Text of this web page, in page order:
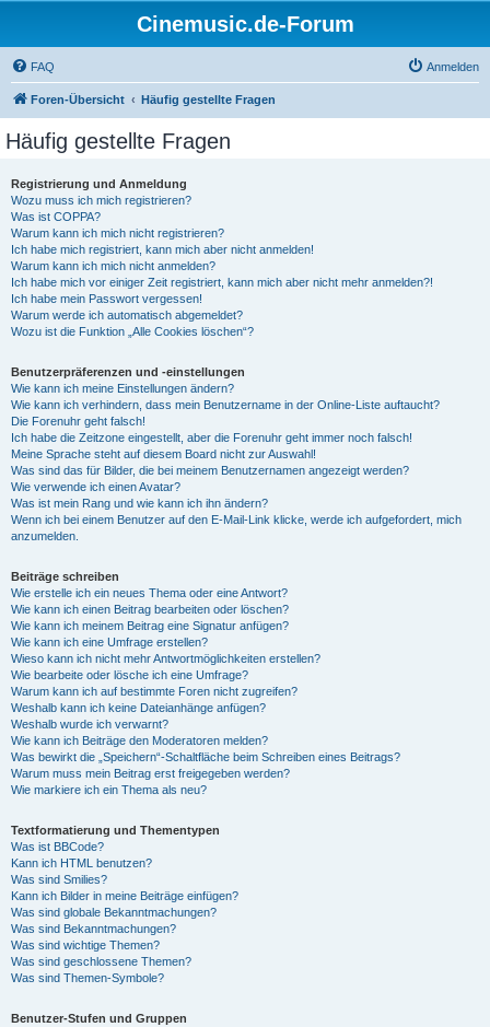
Cinemusic.de-Forum
FAQ Anmelden
Foren-Übersicht Häufig gestellte Fragen
Häufig gestellte Fragen
Registrierung und Anmeldung
Wozu muss ich mich registrieren?
Was ist COPPA?
Warum kann ich mich nicht registrieren?
Ich habe mich registriert, kann mich aber nicht anmelden!
Warum kann ich mich nicht anmelden?
Ich habe mich vor einiger Zeit registriert, kann mich aber nicht mehr anmelden?!
Ich habe mein Passwort vergessen!
Warum werde ich automatisch abgemeldet?
Wozu ist die Funktion „Alle Cookies löschen“?
Benutzerpräferenzen und -einstellungen
Wie kann ich meine Einstellungen ändern?
Wie kann ich verhindern, dass mein Benutzername in der Online-Liste auftaucht?
Die Forenuhr geht falsch!
Ich habe die Zeitzone eingestellt, aber die Forenuhr geht immer noch falsch!
Meine Sprache steht auf diesem Board nicht zur Auswahl!
Was sind das für Bilder, die bei meinem Benutzernamen angezeigt werden?
Wie verwende ich einen Avatar?
Was ist mein Rang und wie kann ich ihn ändern?
Wenn ich bei einem Benutzer auf den E-Mail-Link klicke, werde ich aufgefordert, mich
anzumelden.
Beiträge schreiben
Wie erstelle ich ein neues Thema oder eine Antwort?
Wie kann ich einen Beitrag bearbeiten oder löschen?
Wie kann ich meinem Beitrag eine Signatur anfügen?
Wie kann ich eine Umfrage erstellen?
Wieso kann ich nicht mehr Antwortmöglichkeiten erstellen?
Wie bearbeite oder lösche ich eine Umfrage?
Warum kann ich auf bestimmte Foren nicht zugreifen?
Weshalb kann ich keine Dateianhänge anfügen?
Weshalb wurde ich verwarnt?
Wie kann ich Beiträge den Moderatoren melden?
Was bewirkt die „Speichern“-Schaltfläche beim Schreiben eines Beitrags?
Warum muss mein Beitrag erst freigegeben werden?
Wie markiere ich ein Thema als neu?
Textformatierung und Thementypen
Was ist BBCode?
Kann ich HTML benutzen?
Was sind Smilies?
Kann ich Bilder in meine Beiträge einfügen?
Was sind globale Bekanntmachungen?
Was sind Bekanntmachungen?
Was sind wichtige Themen?
Was sind geschlossene Themen?
Was sind Themen-Symbole?
Benutzer-Stufen und Gruppen